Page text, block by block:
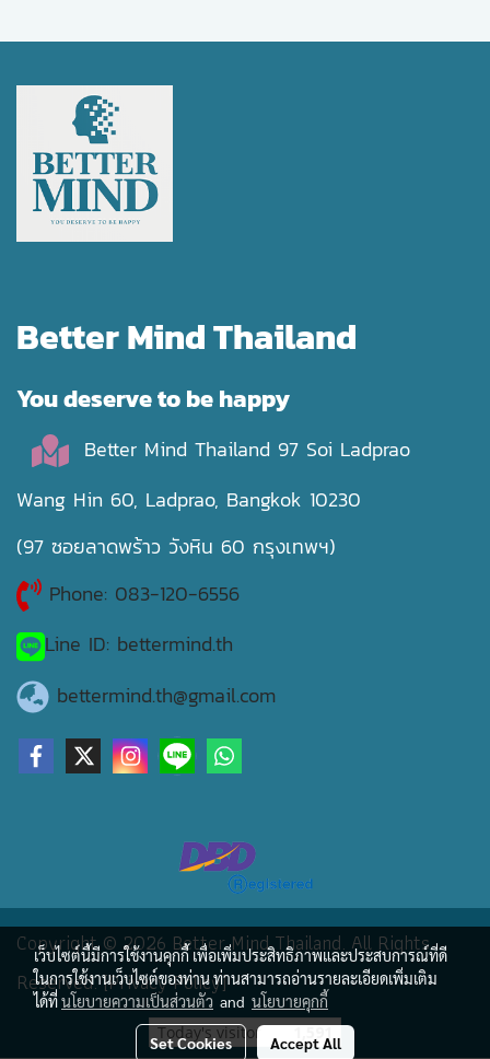
Better Mind Thailand
You deserve to be happy
Better Mind Thailand 97 Soi Ladprao
Wang Hin 60, Ladprao, Bangkok 10230
(97 ซอยลาดพร้าว วังหิน 60 กรุงเทพฯ)
Phone: 083-120-6556
Line ID: bettermind.th
bettermind.th@gmail.com
Copyright © 2026 Better Mind Thailand. All Rights
Reserved. [Privacy Policy]
Today's visitor
เว็บไซต์นี้มีการใช้งานคุกกี้ เพื่อเพิ่มประสิทธิภาพและประสบการณ์ที่ดี
ในการใช้งานเว็บไซต์ของท่าน ท่านสามารถอ่านรายละเอียดเพิ่มเติม
ได้ที่นโยบายความเป็นส่วนตัว and นโยบายคุกกี้
Set Cookies Accept All